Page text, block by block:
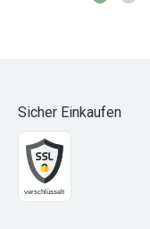
Sicher Einkaufen